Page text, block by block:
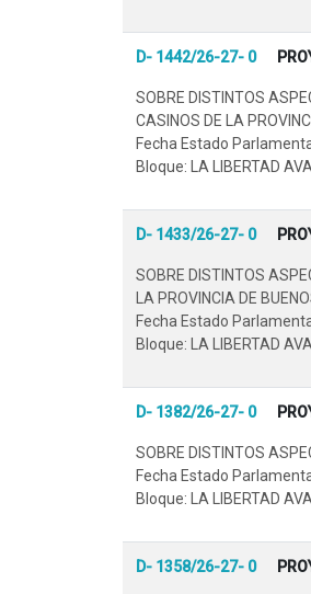
D- 1442/26-27- 0
SOBRE DISTINTOS
CASINOS DE LA
Fecha Estado
Bloque: LA LIBERTAD
D- 1433/26-27- 0
SOBRE DISTINTOS
LA PROVINCIA DE
Fecha Estado
Bloque: LA LIBERTAD
D- 1382/26-27- 0
SOBRE DISTINTOS
Fecha Estado
Bloque: LA LIBERTAD
D- 1358/26-27- 0